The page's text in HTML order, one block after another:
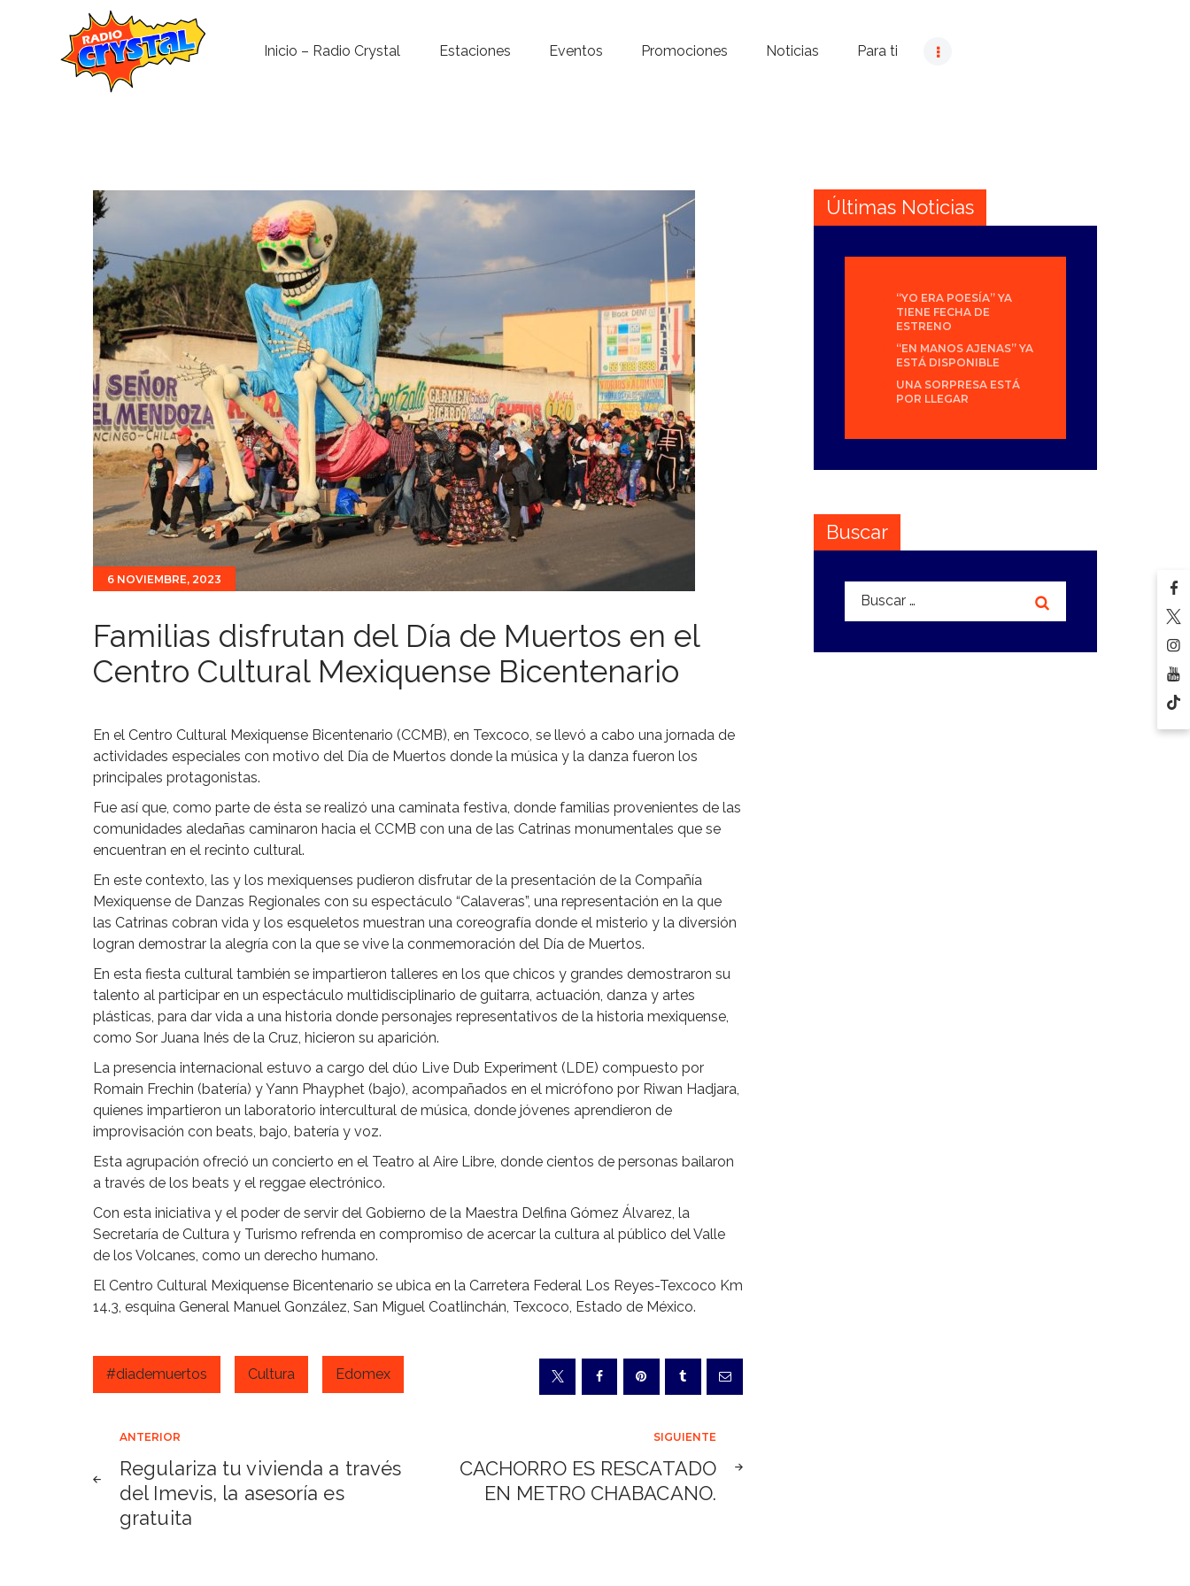
Inicio – Radio Crystal Estaciones Eventos Promociones Noticias Para ti
Noticias
Para ti
Contacto
6 NOVIEMBRE, 2023
Familias disfrutan del Día de Muertos en el
Centro Cultural Mexiquense Bicentenario
En el Centro Cultural Mexiquense Bicentenario (CCMB), en Texcoco, se llevó a cabo una jornada de
actividades especiales con motivo del Día de Muertos donde la música y la danza fueron los
principales protagonistas.
Fue así que, como parte de ésta se realizó una caminata festiva, donde familias provenientes de las
comunidades aledañas caminaron hacia el CCMB con una de las Catrinas monumentales que se
encuentran en el recinto cultural.
En este contexto, las y los mexiquenses pudieron disfrutar de la presentación de la Compañía
Mexiquense de Danzas Regionales con su espectáculo “Calaveras”, una representación en la que
las Catrinas cobran vida y los esqueletos muestran una coreografía donde el misterio y la diversión
logran demostrar la alegría con la que se vive la conmemoración del Día de Muertos.
En esta fiesta cultural también se impartieron talleres en los que chicos y grandes demostraron su
talento al participar en un espectáculo multidisciplinario de guitarra, actuación, danza y artes
plásticas, para dar vida a una historia donde personajes representativos de la historia mexiquense,
como Sor Juana Inés de la Cruz, hicieron su aparición.
La presencia internacional estuvo a cargo del dúo Live Dub Experiment (LDE) compuesto por
Romain Frechin (batería) y Yann Phayphet (bajo), acompañados en el micrófono por Riwan Hadjara,
quienes impartieron un laboratorio intercultural de música, donde jóvenes aprendieron de
improvisación con beats, bajo, batería y voz.
Esta agrupación ofreció un concierto en el Teatro al Aire Libre, donde cientos de personas bailaron
a través de los beats y el reggae electrónico.
Con esta iniciativa y el poder de servir del Gobierno de la Maestra Delfina Gómez Álvarez, la
Secretaría de Cultura y Turismo refrenda en compromiso de acercar la cultura al público del Valle
de los Volcanes, como un derecho humano.
El Centro Cultural Mexiquense Bicentenario se ubica en la Carretera Federal Los Reyes-Texcoco Km
14.3, esquina General Manuel González, San Miguel Coatlinchán, Texcoco, Estado de México.
#diademuertos Cultura Edomex
Navegación
de
entradas
ANTERIOR
Regulariza tu vivienda a través
del Imevis, la asesoría es
gratuita
SIGUIENTE
CACHORRO ES RESCATADO
EN METRO CHABACANO.
Últimas Noticias
“YO ERA POESÍA” YA
TIENE FECHA DE
ESTRENO
“EN MANOS AJENAS” YA
ESTÁ DISPONIBLE
UNA SORPRESA ESTÁ
POR LLEGAR
Buscar
Buscar: